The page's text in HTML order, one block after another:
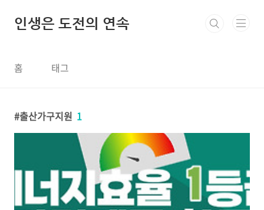
인생은 도전의 연속
홈 태그
출산가구지원 1